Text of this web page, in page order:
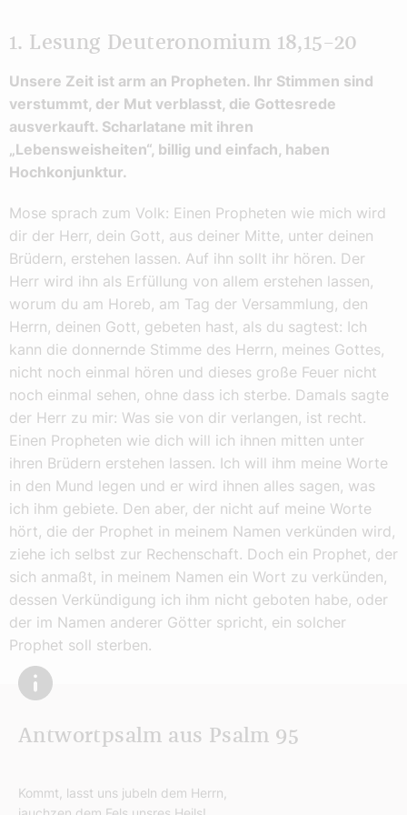
1. Lesung Deuteronomium 18,15–20
Unsere Zeit ist arm an Propheten. Ihr Stimmen sind
verstummt, der Mut verblasst, die Gottesrede
ausverkauft. Scharlatane mit ihren
„Lebensweisheiten“, billig und einfach, haben
Hochkonjunktur.
Mose sprach zum Volk: Einen Propheten wie mich wird
dir der Herr, dein Gott, aus deiner Mitte, unter deinen
Brüdern, erstehen lassen. Auf ihn sollt ihr hören. Der
Herr wird ihn als Erfüllung von allem erstehen lassen,
worum du am Horeb, am Tag der Versammlung, den
Herrn, deinen Gott, gebeten hast, als du sagtest: Ich
kann die donnernde Stimme des Herrn, meines Gottes,
nicht noch einmal hören und dieses große Feuer nicht
noch einmal sehen, ohne dass ich sterbe. Damals sagte
der Herr zu mir: Was sie von dir verlangen, ist recht.
Einen Propheten wie dich will ich ihnen mitten unter
ihren Brüdern erstehen lassen. Ich will ihm meine Worte
in den Mund legen und er wird ihnen alles sagen, was
ich ihm gebiete. Den aber, der nicht auf meine Worte
hört, die der Prophet in meinem Namen verkünden wird,
ziehe ich selbst zur Rechenschaft. Doch ein Prophet, der
sich anmaßt, in meinem Namen ein Wort zu verkünden,
dessen Verkündigung ich ihm nicht geboten habe, oder
der im Namen anderer Götter spricht, ein solcher
Prophet soll sterben.
Antwortpsalm aus Psalm 95
Kommt, lasst uns jubeln dem Herrn,